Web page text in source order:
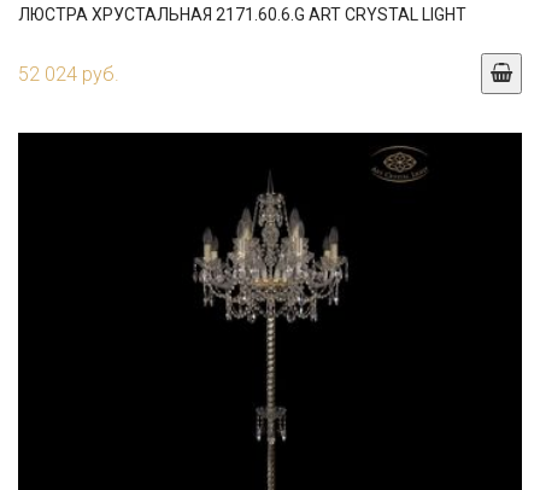
ЛЮСТРА ХРУСТАЛЬНАЯ 2171.60.6.G ART CRYSTAL LIGHT
52 024 руб.